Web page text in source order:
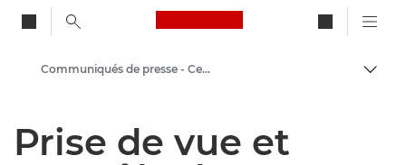
Canon Logo, back to
Presse
Communiqués de presse - Centre de presse Canon
Prise de vue et